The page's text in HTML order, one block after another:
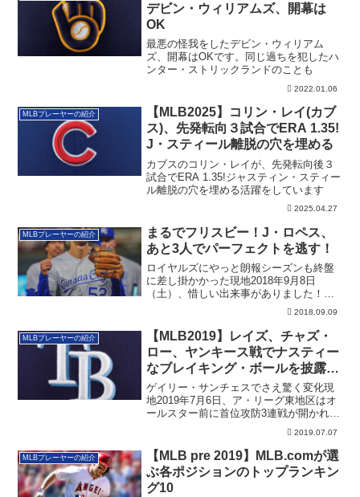
デビン・ウィリアムズ、開幕は
OK
最悪の怪我をしたデビン・ウィリアム
ズ、開幕はOKです。同じ過ちを犯したハ
ンター・ストリックランドのことも
2022.01.06
MLBプレーヤーの紹介
【MLB2025】コリン・レイ(カブ
ス)、先発転向３試合でERA 1.35!
J・スティール離脱の穴を埋める
カブスのコリン・レイが、先発転向後３
試合でERA 1.35!ジャスティン・スティー
ル離脱の穴を埋める活躍をしています
2025.04.27
MLBプレーヤーの紹介
まるでフリスビー！J・ロペス、
あと3人でパーフェクトを逃す！
ロイヤルズにやっと朗報シーズンも終盤
に差し掛かかった現地2018年9月8日
（土）、惜しい出来事がありました！ロ
2018.09.09
MLBプレーヤーの紹介
【MLB2019】レイズ、チャズ・
ロー、ヤンキース戦でナスティー
なブレイキング・ボールを披露
（追記あり）
ゲイリー・サンチェスでさえ驚く変化現
地2019年7月6日、ア・リーグ東地区はオ
ールスター前に首位攻防3連戦が開かれて
2019.07.07
MLBプレーヤーの紹介
【MLB pre 2019】MLB.comが選
ぶ各ポジションのトップランキン
グ10